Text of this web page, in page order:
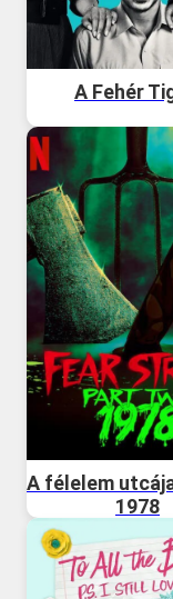
A Fehér
A félelem
1978